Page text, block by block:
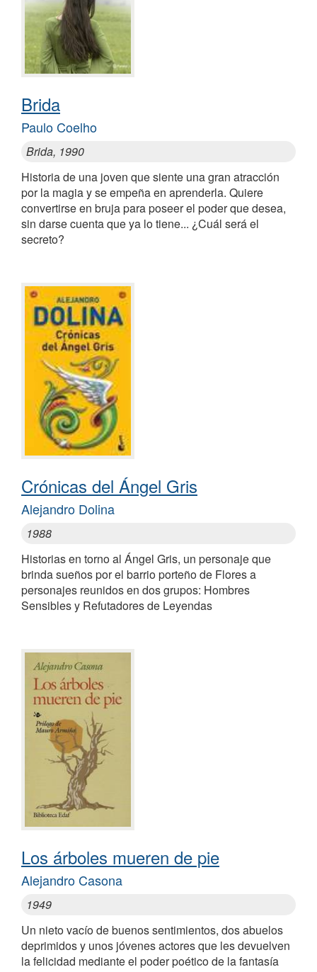
Brida
Paulo Coelho
Brida, 1990
Historia de una joven que siente una gran atracción
por la magia y se empeña en aprenderla. Quiere
convertirse en bruja para poseer el poder que desea,
sin darse cuenta que ya lo tiene... ¿Cuál será el
secreto?
Crónicas del Ángel Gris
Alejandro Dolina
1988
Historias en torno al Ángel Gris, un personaje que
brinda sueños por el barrio porteño de Flores a
personajes reunidos en dos grupos: Hombres
Sensibles y Refutadores de Leyendas
Los árboles mueren de pie
Alejandro Casona
1949
Un nieto vacío de buenos sentimientos, dos abuelos
deprimidos y unos jóvenes actores que les devuelven
la felicidad mediante el poder poético de la fantasía